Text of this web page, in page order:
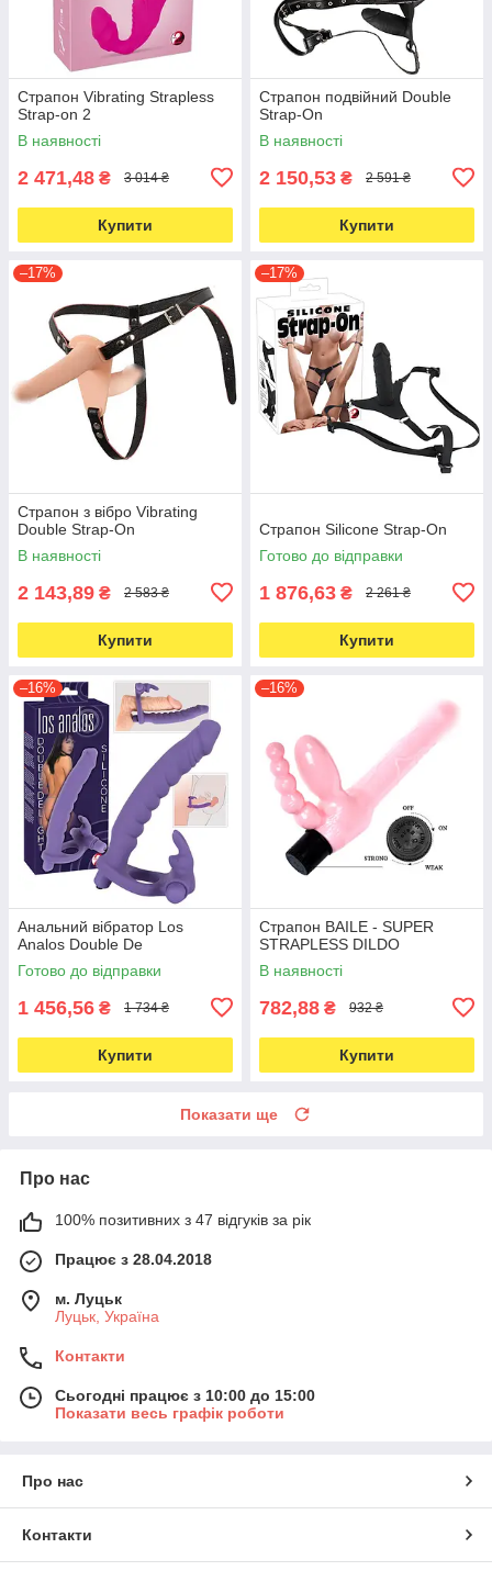
Страпон Vibrating Strapless
Strap-on 2
В наявності
2 471,48 ₴ 3 014 ₴
Купити
Страпон подвійний Double
Strap-On
В наявності
2 150,53 ₴ 2 591 ₴
Купити
–17%
Страпон з вібро Vibrating
Double Strap-On
В наявності
2 143,89 ₴ 2 583 ₴
Купити
–17%
Страпон Silicone Strap-On
Готово до відправки
1 876,63 ₴ 2 261 ₴
Купити
–16%
Анальний вібратор Los
Analos Double De
Готово до відправки
1 456,56 ₴ 1 734 ₴
Купити
–16%
Страпон BAILE - SUPER
STRAPLESS DILDO
В наявності
782,88 ₴ 932 ₴
Купити
Показати ще
Про нас
100% позитивних з 47 відгуків за рік
Працює з 28.04.2018
м. Луцьк
Луцьк, Україна
Контакти
Сьогодні працює з 10:00 до 15:00
Показати весь графік роботи
Про нас
Контакти